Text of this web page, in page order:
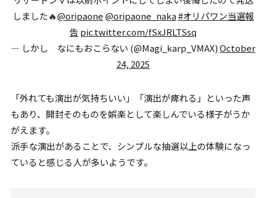
しました🔥@oripaone@oripaone_naka#オリパワン当選報
告 pic.twitter.com/fSxJRLTSsq
— しかし なにもおこらない (@Magi_karp_VMAX)October
24, 2025
「外れても演出が気持ちいい」「演出が痺れる」といった声
もあり、開封そのものを娯楽として楽しんでいる様子がうか
がえます。
派手な演出があることで、シンプルな抽選以上の体験になっ
ていると感じる人が多いようです。